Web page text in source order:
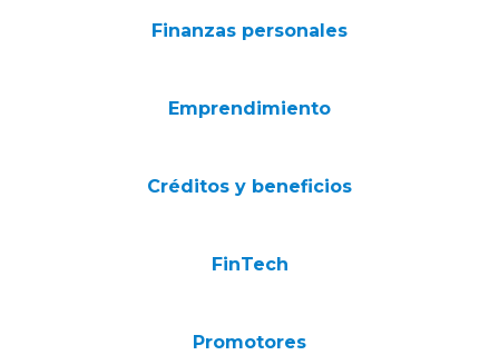
Finanzas personales
Emprendimiento
Créditos y beneficios
FinTech
Promotores